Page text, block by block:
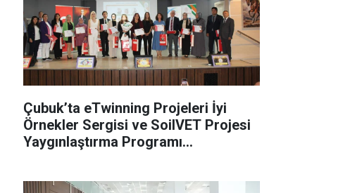
Çubuk’ta eTwinning Projeleri İyi
Örnekler Sergisi ve SoilVET Projesi
Yaygınlaştırma Programı